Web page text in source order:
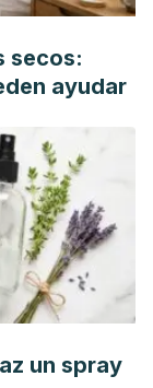
secos:
ayudar
un spray